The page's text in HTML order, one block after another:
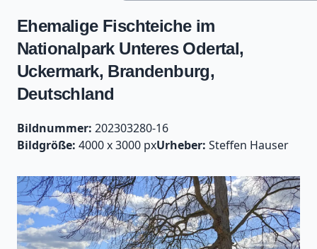
Ehemalige Fischteiche im
Nationalpark Unteres Odertal,
Uckermark, Brandenburg,
Deutschland
Bildnummer: 202303280-16
Bildgröße: 4000 x 3000 pxUrheber: Steffen Hauser